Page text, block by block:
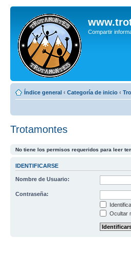
Compartir
Índice general ‹ Categoría de inicio ‹
Trotamontes
No tiene los permisos requeridos para leer
IDENTIFICARSE
Nombre de Usuario:
Contraseña:
Ocultar